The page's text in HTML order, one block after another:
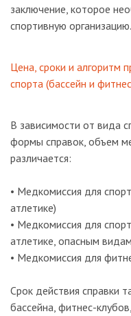
заключение, которое
спортивную организацию.
Цена, сроки и алгоритм
спорта (бассейн и
В зависимости от вида
формы справок, объем
различается:
• Медкомиссия для
атлетике)
• Медкомиссия для
атлетике, опасным
• Медкомиссия для
Срок действия справки
бассейна, фитнес-